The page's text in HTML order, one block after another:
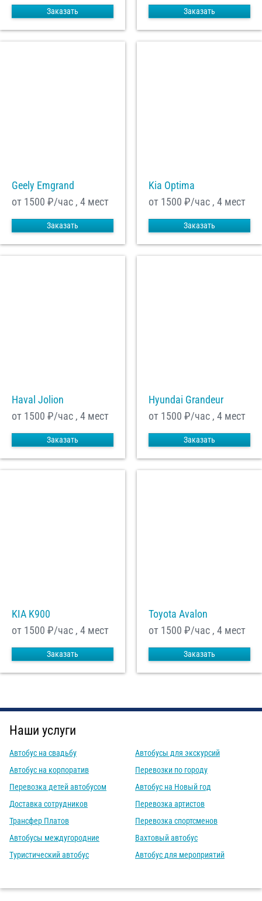
Заказать Заказать
Geely Emgrand
от 1500 ₽/час , 4 мест
Заказать
Kia Optima
от 1500 ₽/час , 4 мест
Заказать
Haval Jolion
от 1500 ₽/час , 4 мест
Заказать
Hyundai Grandeur
от 1500 ₽/час , 4 мест
Заказать
KIA K900
от 1500 ₽/час , 4 мест
Заказать
Toyota Avalon
от 1500 ₽/час , 4 мест
Заказать
Наши услуги
Автобус на свадьбу
Автобус на корпоратив
Перевозка детей автобусом
Доставка сотрудников
Трансфер Платов
Автобусы междугородние
Туристический автобус
Автобусы для экскурсий
Перевозки по городу
Автобус на Новый год
Перевозка артистов
Перевозка спортсменов
Вахтовый автобус
Автобус для мероприятий